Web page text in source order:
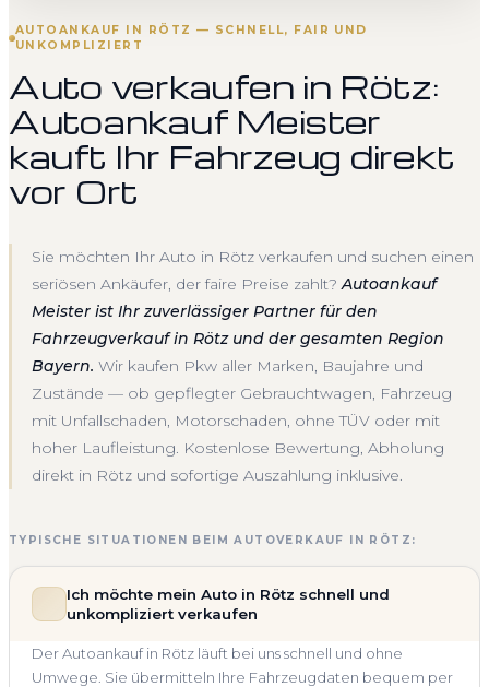
AUTOANKAUF IN RÖTZ — SCHNELL, FAIR UND
UNKOMPLIZIERT
Auto verkaufen in Rötz:
Autoankauf Meister
kauft Ihr Fahrzeug direkt
vor Ort
Sie möchten Ihr Auto in Rötz verkaufen und suchen einen
seriösen Ankäufer, der faire Preise zahlt?Autoankauf
Meister ist Ihr zuverlässiger Partner für den
Fahrzeugverkauf in Rötz und der gesamten Region
Bayern. Wir kaufen Pkw aller Marken, Baujahre und
Zustände — ob gepflegter Gebrauchtwagen, Fahrzeug
mit Unfallschaden, Motorschaden, ohne TÜV oder mit
hoher Laufleistung. Kostenlose Bewertung, Abholung
direkt in Rötz und sofortige Auszahlung inklusive.
TYPISCHE SITUATIONEN BEIM AUTOVERKAUF IN RÖTZ:
Ich möchte mein Auto in Rötz schnell und
unkompliziert verkaufen
Der Autoankauf in Rötz läuft bei uns schnell und ohne
Umwege. Sie übermitteln Ihre Fahrzeugdaten bequem per